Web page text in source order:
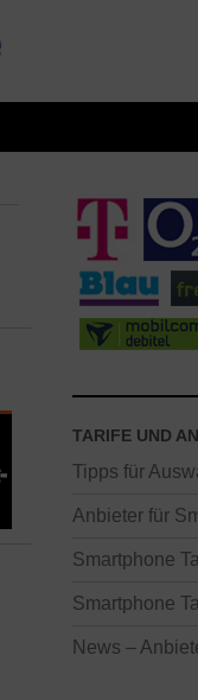
TARIFE UND
Tipps für
Anbieter für
Smartphone
Smartphone
News –